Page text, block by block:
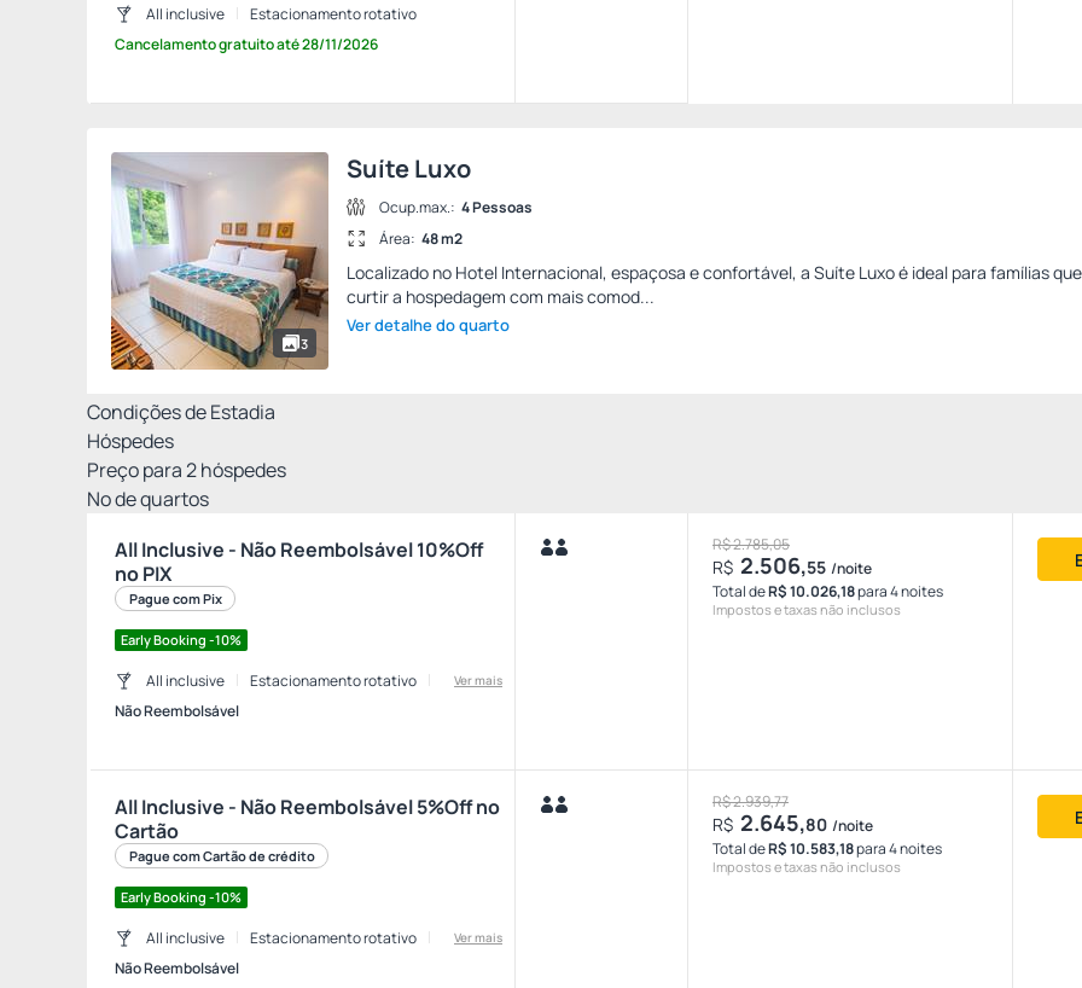
All inclusive
Estacionamento rotativo
Cancelamento gratuitoaté28/11/2026
3
Suíte Luxo
Ocup.max.: 4 Pessoas
Área: 48 m2
Localizado no Hotel Internacional, espaçosa e confortável, a Suíte Luxo é ideal para famílias
curtir a hospedagem com mais comod...
Ver detalhe do quarto
Condições de Estadia
Hóspedes
Preço para2hóspedes
Nº de quartos
All Inclusive - Não Reembolsável 10%Off
no PIX
Pague com Pix
Early Booking -10%
All inclusive Estacionamento rotativo Ver mais
Não Reembolsável
R$ 2.785,05
R$ 2.506,55 /noite
Total deR$ 10.026,18para 4 noites
Impostos e taxas não inclusos
All Inclusive - Não Reembolsável 5%Off no
Cartão
Pague com Cartão de crédito
Early Booking -10%
All inclusive Estacionamento rotativo Ver mais
Não Reembolsável
R$ 2.939,77
R$ 2.645,80 /noite
Total deR$ 10.583,18para 4 noites
Impostos e taxas não inclusos